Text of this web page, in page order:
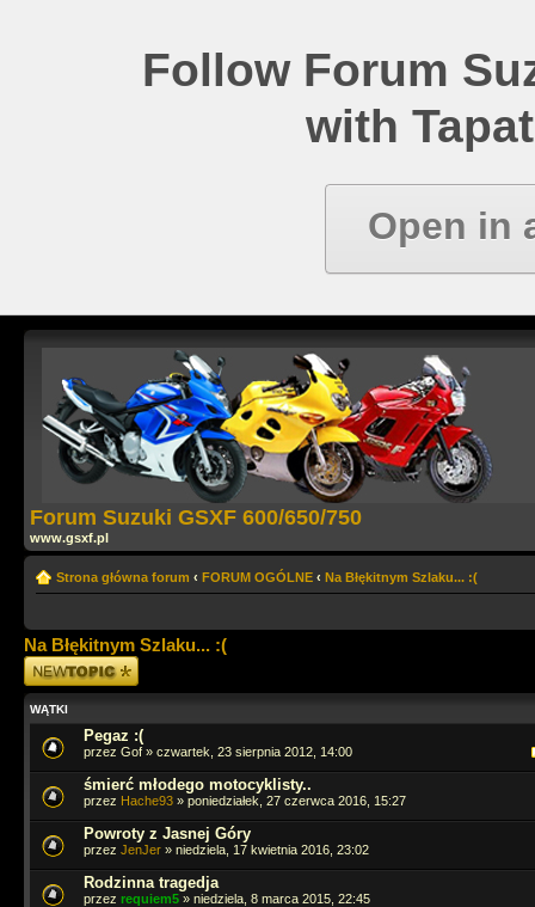
Follow Forum
with
Open in
Forum Suzuki GSXF 600/650/750
www.gsxf.pl
Strona główna forum ‹ FORUM OGÓLNE ‹ Na Błękitnym Szlaku... :(
Na Błękitnym Szlaku... :(
Napisz wątek
WĄTKI
Pegaz :(
przez Gof » czwartek, 23 sierpnia 2012, 14:00
śmierć młodego motocyklisty..
przez Hache93 » poniedziałek, 27 czerwca 2016, 15:27
Powroty z Jasnej Góry
przez JenJer » niedziela, 17 kwietnia 2016, 23:02
Rodzinna tragedja
przez requiem5 » niedziela, 8 marca 2015, 22:45